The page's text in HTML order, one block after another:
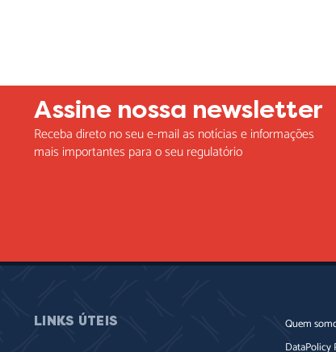
Assine nossa newsletter
Receba direto no seu e-mail as notícias e informações
mais importantes para o seu regulatório
LINKS ÚTEIS
Quem
DataPolicy